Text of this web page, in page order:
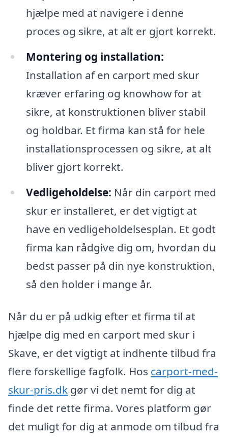
hjælpe med at navigere i denne
proces og sikre, at alt er gjort korrekt.
Montering og installation:
Installation af en carport med skur
kræver erfaring og knowhow for at
sikre, at konstruktionen bliver stabil
og holdbar. Et firma kan stå for hele
installationsprocessen og sikre, at alt
bliver gjort korrekt.
Vedligeholdelse: Når din carport med
skur er installeret, er det vigtigt at
have en vedligeholdelsesplan. Et godt
firma kan rådgive dig om, hvordan du
bedst passer på din nye konstruktion,
så den holder i mange år.
Når du er på udkig efter et firma til at
hjælpe dig med en carport med skur i
Skave, er det vigtigt at indhente tilbud fra
flere forskellige fagfolk. Hos carport-med-
skur-pris.dk gør vi det nemt for dig at
finde det rette firma. Vores platform gør
det muligt for dig at anmode om tilbud fra